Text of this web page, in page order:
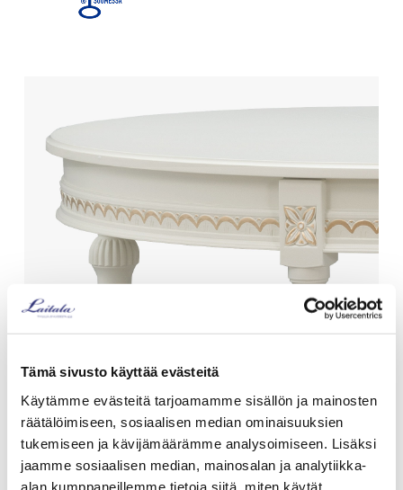
Tämä sivusto käyttää evästeitä
Käytämme evästeitä tarjoamamme sisällön ja mainosten
räätälöimiseen, sosiaalisen median ominaisuuksien
tukemiseen ja kävijämäärämme analysoimiseen. Lisäksi
jaamme sosiaalisen median, mainosalan ja analytiikka-
alan kumppaneillemme tietoja siitä, miten käytät
Kustavilaistyylinen
ruokapöytä